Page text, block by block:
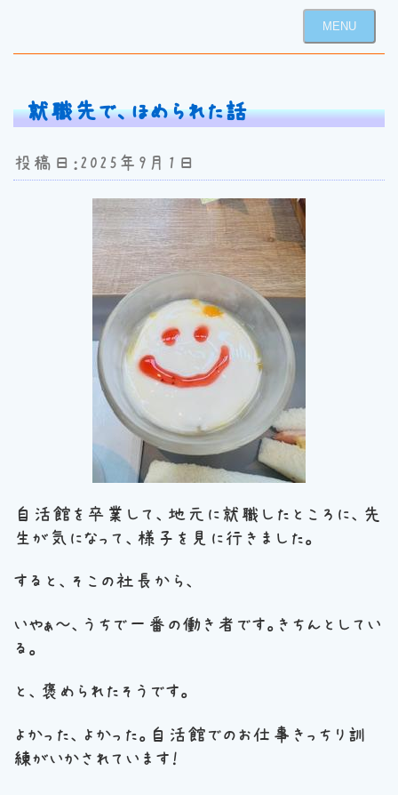
MENU
就職先で、ほめられた話
投稿日：2025年9月1日
自活館を卒業して、地元に就職したところに、先
生が気になって、様子を見に行きました。
すると、そこの社長から、
いやぁ～、うちで一番の働き者です。きちんとしてい
る。
と、褒められたそうです。
よかった、よかった。自活館でのお仕事きっちり訓
練がいかされています！